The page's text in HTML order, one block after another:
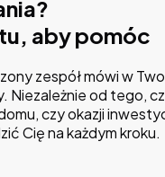
aby pomóc
zespół mówi w
Niezależnie od tego,
czy okazji
Cię na każdym kroku.